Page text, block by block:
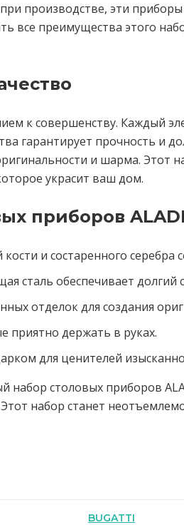
производстве, эти
все преимущества этого
к совершенству. Каждый
гарантирует прочность и
и шарма. Этот
украсит ваш дом.
приборов
и состаренного серебра
сталь обеспечивает долгий
отделок для создания
приятно держать в руках.
для ценителей
набор столовых приборов
набор станет
BUGATTI